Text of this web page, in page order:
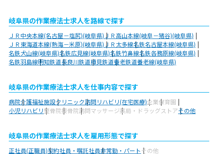
岐阜県の作業療法士求人を路線で探す
ＪＲ中央本線(名古屋－塩尻)(岐阜県)ＪＲ高山本線(岐阜－猪谷)(岐阜県)
ＪＲ東海道本線(熱海－米原)(岐阜県)ＪＲ太多線名鉄名古屋本線(岐阜県)
名鉄犬山線(岐阜県)名鉄広見線(岐阜県)名鉄竹鼻線名鉄各務原線(岐阜県)
名鉄羽島線明知鉄道長良川鉄道樽見鉄道養老鉄道養老線(岐阜県)
岐阜県の作業療法士求人を仕事内容で探す
病院介護福祉施設クリニック訪問リハビリ(在宅医療)企業保育園
小児リハビリ整骨院接骨院訪問マッサージ薬局・ドラッグストアその他
岐阜県の作業療法士求人を雇用形態で探す
正社員(正職員)契約社員・嘱託社員非常勤・パートその他